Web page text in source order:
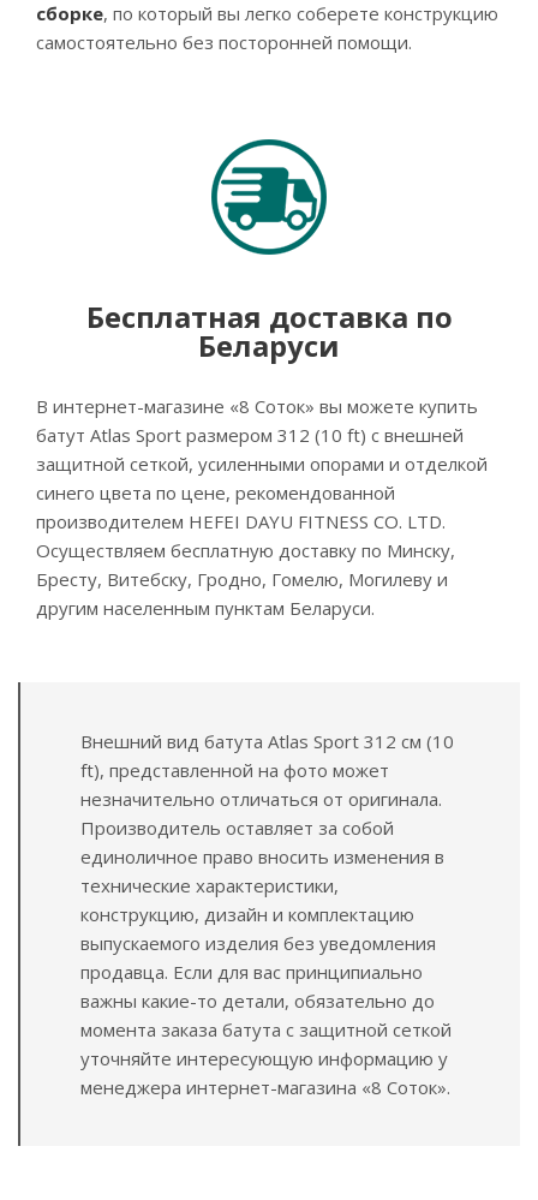
сборке, по который вы легко соберете конструкцию
самостоятельно без посторонней помощи.
Бесплатная доставка по
Беларуси
В интернет-магазине «8 Соток» вы можете купить
батут Atlas Sport размером 312 (10 ft) с внешней
защитной сеткой, усиленными опорами и отделкой
синего цвета по цене, рекомендованной
производителем HEFEI DAYU FITNESS CO. LTD.
Осуществляем бесплатную доставку по Минску,
Бресту, Витебску, Гродно, Гомелю, Могилеву и
другим населенным пунктам Беларуси.
Внешний вид батута Atlas Sport 312 см (10
ft), представленной на фото может
незначительно отличаться от оригинала.
Производитель оставляет за собой
единоличное право вносить изменения в
технические характеристики,
конструкцию, дизайн и комплектацию
выпускаемого изделия без уведомления
продавца. Если для вас принципиально
важны какие-то детали, обязательно до
момента заказа батута с защитной сеткой
уточняйте интересующую информацию у
менеджера интернет-магазина «8 Соток».